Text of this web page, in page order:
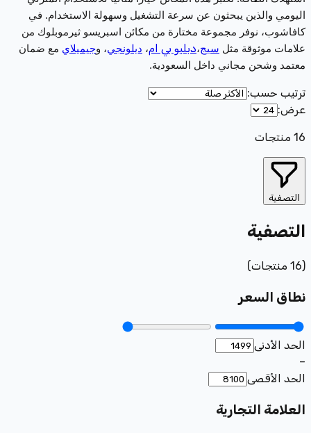
اليومي والذين يبحثون عن سرعة التشغيل وسهولة الاستخدام. في
كافاشوب، نوفر مجموعة مختارة من مكائن اسبريسو ثيرموبلوك من
علامات موثوقة مثل سيج،دبليو بي ام، ديلونجي، وجيميلاي مع ضمان
معتمد وشحن مجاني داخل السعودية.
ترتيب حسب:
عرض:
16 منتجات
التصفية
التصفية
(
16 منتجات)
نطاق السعر
الحد الأدنى
–
الحد الأقصى
العلامة التجارية